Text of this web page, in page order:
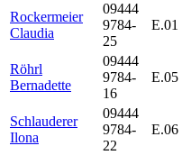
Rockermeier
Claudia
09444
9784-
25
E.01
Röhrl
Bernadette
09444
9784-
16
E.05
Schlauderer
Ilona
09444
9784-
22
E.06